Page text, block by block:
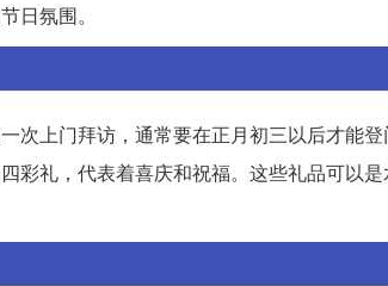
日氛围。
次上门拜访，通常要在正月初三以后才能
礼，代表着喜庆和祝福。这些礼品可以是